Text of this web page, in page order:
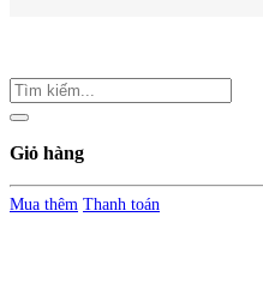
Giỏ hàng
Mua thêm Thanh toán